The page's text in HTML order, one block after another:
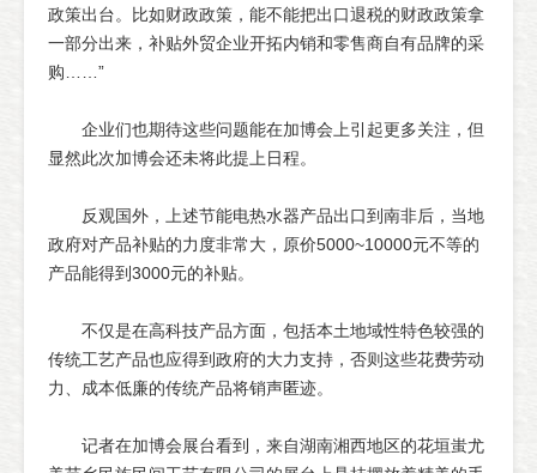
政策出台。比如财政政策，能不能把出口退税的财政政策拿
一部分出来，补贴外贸企业开拓内销和零售商自有品牌的采
购……”
企业们也期待这些问题能在加博会上引起更多关注，但
显然此次加博会还未将此提上日程。
反观国外，上述节能电热水器产品出口到南非后，当地
政府对产品补贴的力度非常大，原价5000~10000元不等的
产品能得到3000元的补贴。
不仅是在高科技产品方面，包括本土地域性特色较强的
传统工艺产品也应得到政府的大力支持，否则这些花费劳动
力、成本低廉的传统产品将销声匿迹。
记者在加博会展台看到，来自湖南湘西地区的花垣蚩尤